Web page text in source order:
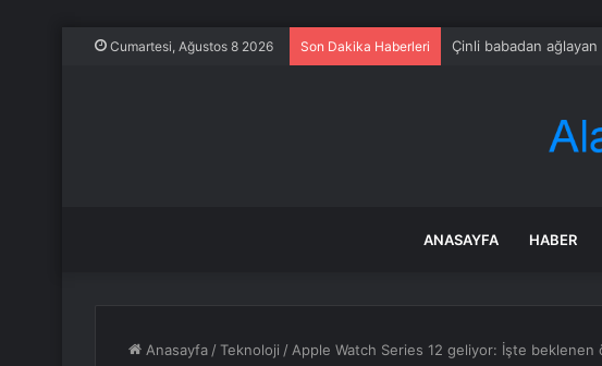
Cumartesi, Ağustos 8 2026 Son Dakika Haberleri Çinli babadan ağlayan
ANASAYFA HABER
Anasayfa /Teknoloji / Apple Watch Series 12 geliyor: İşte beklenen